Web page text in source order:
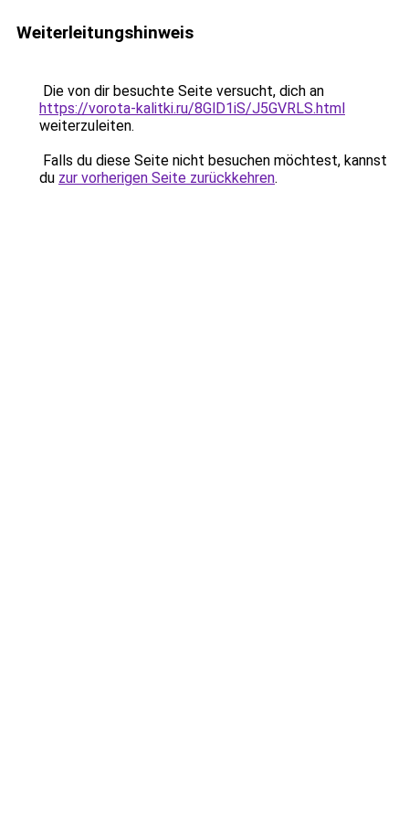
Weiterleitungshinweis
Die von dir besuchte Seite versucht, dich an
https://vorota-kalitki.ru/8GlD1iS/J5GVRLS.html
weiterzuleiten.
Falls du diese Seite nicht besuchen möchtest, kannst
du zur vorherigen Seite zurückkehren.